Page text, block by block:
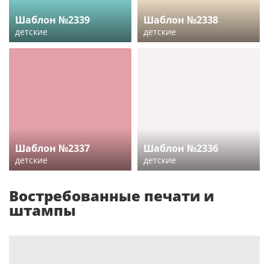
Шаблон №2339
детские
Шаблон №2338
детские
Шаблон №2337
детские
Шаблон №2336
детские
Востребованные печати и
штампы